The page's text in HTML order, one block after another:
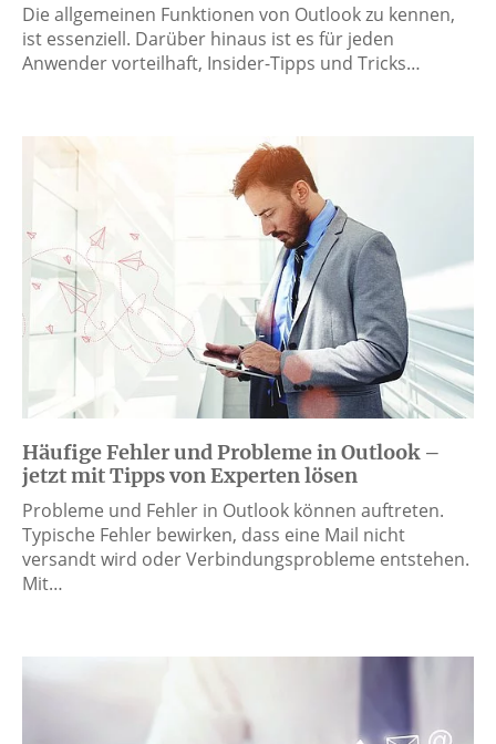
Die allgemeinen Funktionen von Outlook zu kennen,
ist essenziell. Darüber hinaus ist es für jeden
Anwender vorteilhaft, Insider-Tipps und Tricks…
Häufige Fehler und Probleme in Outlook –
jetzt mit Tipps von Experten lösen
Probleme und Fehler in Outlook können auftreten.
Typische Fehler bewirken, dass eine Mail nicht
versandt wird oder Verbindungsprobleme entstehen.
Mit…